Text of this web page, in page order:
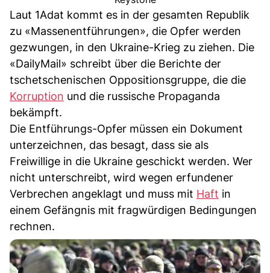
Laut 1Adat kommt es in der gesamten Republik
zu «Massenentführungen», die Opfer werden
gezwungen, in den Ukraine-Krieg zu ziehen. Die
«DailyMail» schreibt über die Berichte der
tschetschenischen Oppositionsgruppe, die die
Korruption und die russische Propaganda
bekämpft.
Die Entführungs-Opfer müssen ein Dokument
unterzeichnen, das besagt, dass sie als
Freiwillige in die Ukraine geschickt werden. Wer
nicht unterschreibt, wird wegen erfundener
Verbrechen angeklagt und muss mit Haft in
einem Gefängnis mit fragwürdigen Bedingungen
rechnen.